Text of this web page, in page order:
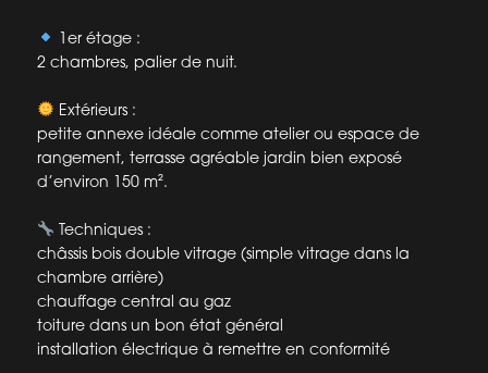
1er étage :
2 chambres, palier de nuit.
Extérieurs :
petite annexe idéale comme atelier ou espace de
rangement, terrasse agréable jardin bien exposé
d’environ 150 m².
Techniques :
châssis bois double vitrage (simple vitrage dans la
chambre arrière)
chauffage central au gaz
toiture dans un bon état général
installation électrique à remettre en conformité